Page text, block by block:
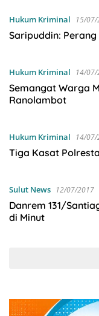
Hukum Kriminal 15/
Saripuddin:
Hukum Kriminal 14/
Semangat Warga
Ranolambot
Hukum Kriminal 14/
Tiga Kasat
Sulut News 12/07/2017
Danrem 131/
di Minut